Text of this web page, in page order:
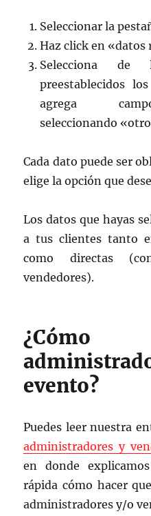
Seleccionar la
Haz click en «datos
Selecciona
preestablecidos
agrega
seleccionando
Cada dato puede ser
elige la opción que
Los datos que hayas
a tus clientes tanto
como directas
vendedores).
evento?
Puedes leer nuestra
administradores y
en donde
rápida cómo hacer
administradores y/o